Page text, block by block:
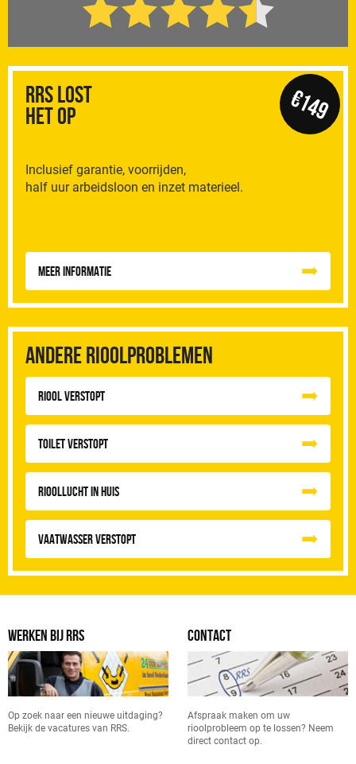
RRS Lost
het op
Inclusief garantie, voorrijden,
half uur arbeidsloon en inzet materieel.
€149
Meer informatie
Andere rioolproblemen
Riool Verstopt
Toilet Verstopt
Rioollucht in huis
Vaatwasser Verstopt
WERKEN BIJ RRS
Op zoek naar een nieuwe uitdaging?
Bekijk de vacatures van RRS.
CONTACT
Afspraak maken om uw
rioolprobleem op te lossen? Neem
direct contact op.